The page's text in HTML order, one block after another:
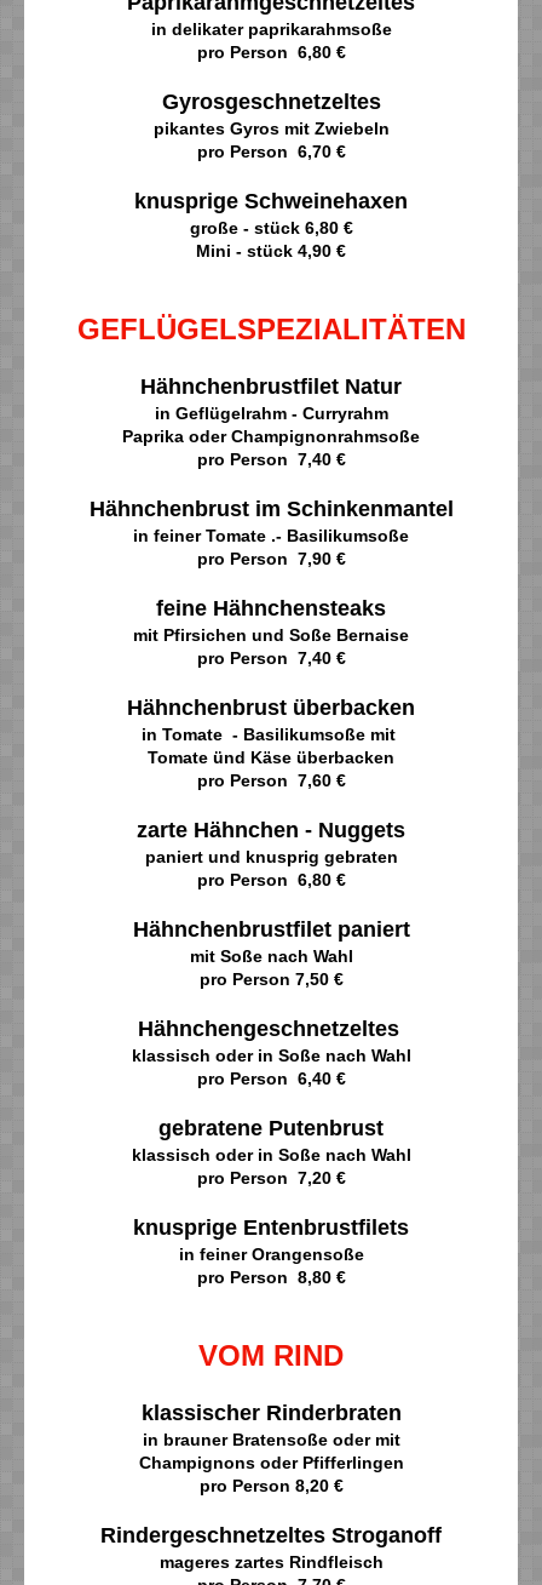
in delikater paprikarahmsoße
pro Person 6,80 €
Gyrosgeschnetzeltes
pikantes Gyros mit Zwiebeln
pro Person 6,70 €
knusprige Schweinehaxen
große - stück 6,80 €
Mini - stück 4,90 €
GEFLÜGELSPEZIALITÄTEN
Hähnchenbrustfilet Natur
in Geflügelrahm - Curryrahm
Paprika oder Champignonrahmsoße
pro Person 7,40 €
Hähnchenbrust im Schinkenmantel
in feiner Tomate .- Basilikumsoße
pro Person 7,90 €
feine Hähnchensteaks
mit Pfirsichen und Soße Bernaise
pro Person 7,40 €
Hähnchenbrust überbacken
in Tomate - Basilikumsoße mit
Tomate ünd Käse überbacken
pro Person 7,60 €
zarte Hähnchen - Nuggets
paniert und knusprig gebraten
pro Person 6,80 €
Hähnchenbrustfilet paniert
mit Soße nach Wahl
pro Person 7,50 €
Hähnchengeschnetzeltes
klassisch oder in Soße nach Wahl
pro Person 6,40 €
gebratene Putenbrust
klassisch oder in Soße nach Wahl
pro Person 7,20 €
knusprige Entenbrustfilets
in feiner Orangensoße
pro Person 8,80 €
VOM RIND
klassischer Rinderbraten
in brauner Bratensoße oder mit
Champignons oder Pfifferlingen
pro Person 8,20 €
Rindergeschnetzeltes Stroganoff
mageres zartes Rindfleisch